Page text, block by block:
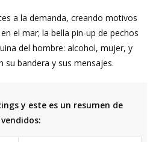
a la demanda, creando motivos
el mar; la bella pin-up de pechos
del hombre: alcohol, mujer, y
bandera y sus mensajes.
y este es un resumen de